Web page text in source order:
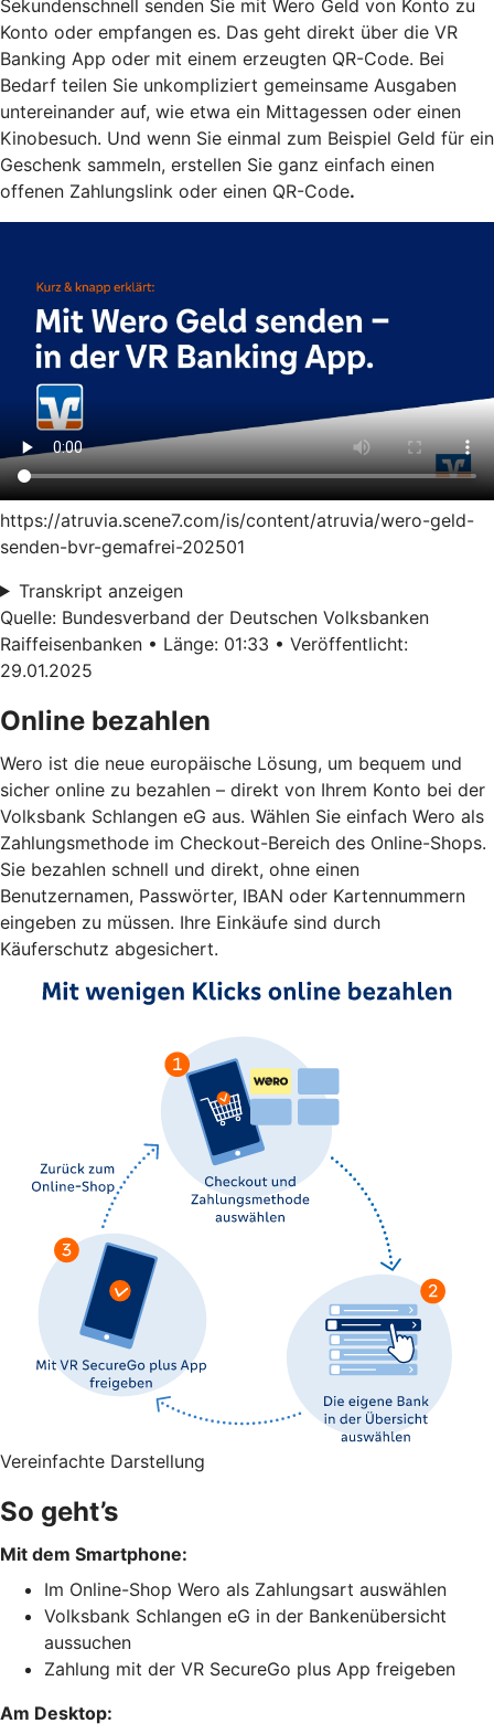
Sekundenschnell senden Sie mit Wero Geld von Konto zu
Konto oder empfangen es. Das geht direkt über die VR
Banking App oder mit einem erzeugten QR-Code. Bei
Bedarf teilen Sie unkompliziert gemeinsame Ausgaben
untereinander auf, wie etwa ein Mittagessen oder einen
Kinobesuch. Und wenn Sie einmal zum Beispiel Geld für ein
Geschenk sammeln, erstellen Sie ganz einfach einen
offenen Zahlungslink oder einen QR-Code.
https://atruvia.scene7.com/is/content/atruvia/wero-geld-
senden-bvr-gemafrei-202501
Transkript anzeigen
Quelle: Bundesverband der Deutschen Volksbanken
Raiffeisenbanken • Länge: 01:33 • Veröffentlicht:
29.01.2025
Online bezahlen
Wero ist die neue europäische Lösung, um bequem und
sicher online zu bezahlen – direkt von Ihrem Konto bei der
Volksbank Schlangen eG aus. Wählen Sie einfach Wero als
Zahlungsmethode im Checkout-Bereich des Online-Shops.
Sie bezahlen schnell und direkt, ohne einen
Benutzernamen, Passwörter, IBAN oder Kartennummern
eingeben zu müssen. Ihre Einkäufe sind durch
Käuferschutz abgesichert.
Vereinfachte Darstellung
So geht’s
Mit dem Smartphone:
Im Online-Shop Wero als Zahlungsart auswählen
Volksbank Schlangen eG in der Bankenübersicht
aussuchen
Zahlung mit der VR SecureGo plus App freigeben
Am Desktop: